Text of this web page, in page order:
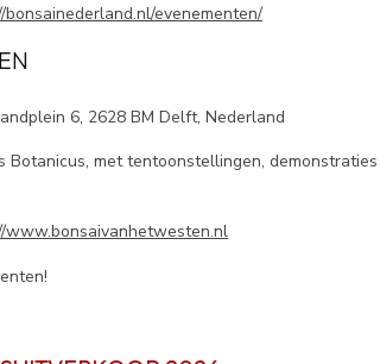
bonsainederland.nl/evenementen/
6, 2628 BM Delft, Nederland
Botanicus, met tentoonstellingen,
www.bonsaivanhetwesten.nl